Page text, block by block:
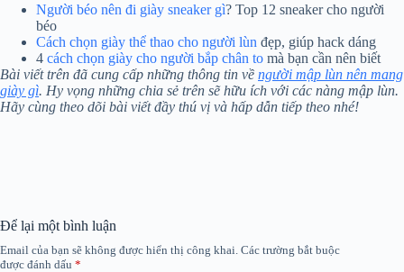
Người béo nên đi giày sneaker gì? Top 12 sneaker cho người
béo
Cách chọn giày thể thao cho người lùn đẹp, giúp hack dáng
4 cách chọn giày cho người bắp chân to mà bạn cần nên biết
Bài viết trên đã cung cấp những thông tin về người mập lùn nên mang
giày gì. Hy vọng những chia sẻ trên sẽ hữu ích với các nàng mập lùn.
Hãy cùng theo dõi bài viết đầy thú vị và hấp dẫn tiếp theo nhé!
Để lại một bình luận
Email của bạn sẽ không được hiển thị công khai. Các trường bắt buộc
được đánh dấu *